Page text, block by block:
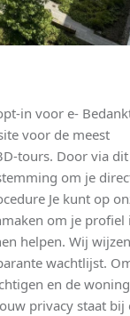
in voor e-
voor de meest
tours. Door via dit
om je
Je kunt op
om je profiel
helpen. Wij
wachtlijst.
en de
privacy staat bij